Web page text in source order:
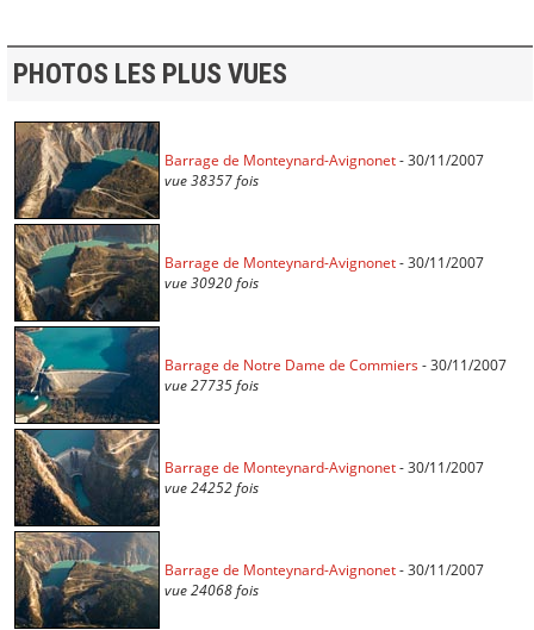
PHOTOS LES PLUS VUES
Barrage de Monteynard-Avignonet- 30/11/2007
vue 38357 fois
Barrage de Monteynard-Avignonet- 30/11/2007
vue 30920 fois
Barrage de Notre Dame de Commiers- 30/11/2007
vue 27735 fois
Barrage de Monteynard-Avignonet- 30/11/2007
vue 24252 fois
Barrage de Monteynard-Avignonet- 30/11/2007
vue 24068 fois